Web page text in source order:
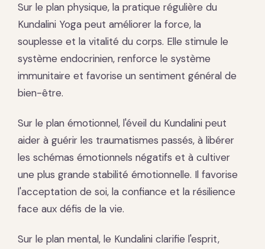
Sur le plan physique, la pratique régulière du
Kundalini Yoga peut améliorer la force, la
souplesse et la vitalité du corps. Elle stimule le
système endocrinien, renforce le système
immunitaire et favorise un sentiment général de
bien-être.
Sur le plan émotionnel, l'éveil du Kundalini peut
aider à guérir les traumatismes passés, à libérer
les schémas émotionnels négatifs et à cultiver
une plus grande stabilité émotionnelle. Il favorise
l'acceptation de soi, la confiance et la résilience
face aux défis de la vie.
Sur le plan mental, le Kundalini clarifie l'esprit,